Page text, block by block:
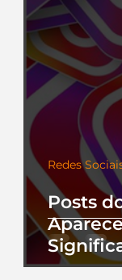
Posts
Perfil
Redes